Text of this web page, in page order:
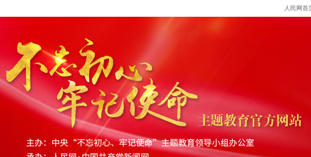
人民网首